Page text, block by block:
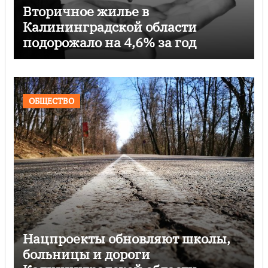
Вторичное жилье в
Калининградской области
подорожало на 4,6% за год
ОБЩЕСТВО
Нацпроекты обновляют школы,
больницы и дороги